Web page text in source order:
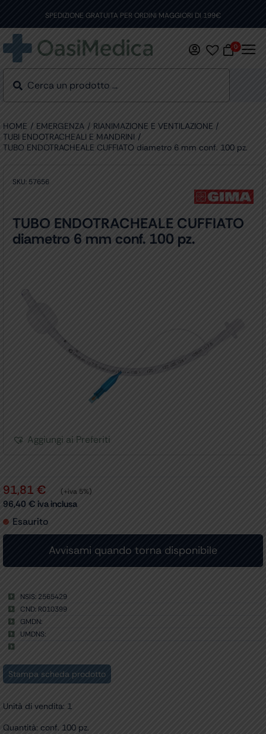
content
SPEDIZIONE GRATUITA PER ORDINI MAGGIORI DI 199€
0
HOME EMERGENZA
RIANIMAZIONE E VENTILAZIONE
TUBI ENDOTRACHEALI E MANDRINI
TUBO ENDOTRACHEALE CUFFIATO diametro 6 mm conf. 100 pz.
SKU: 57656
TUBO ENDOTRACHEALE CUFFIATO
diametro 6 mm conf. 100 pz.
Aggiungi ai Preferiti
91,81 € (+iva 5%)
96,40 € iva inclusa
Esaurito
NSIS: 2565429
CND: R010399
GMDN:
UMDNS:
Stampa scheda prodotto
Unità di vendita: 1
Quantità: conf. 100 pz.